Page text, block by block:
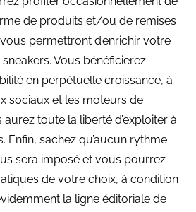
de produits et/ou de remises
permettront d’enrichir votre
Vous bénéficierez
en perpétuelle croissance, à
sociaux et les moteurs de
toute la liberté d’exploiter à
Enfin, sachez qu’aucun rythme
sera imposé et vous pourrez
de votre choix, à condition
la ligne éditoriale de